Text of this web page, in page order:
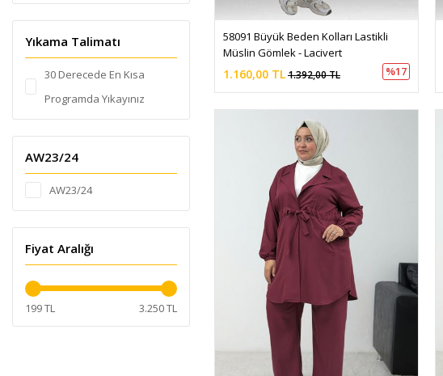
MAYO KUMAŞI
KREP
KAŞE
BONDİT
KAPİTONE
İNDİGO-İNDİGO
KAHVERENGİ
KAR YIKAMA GRİ
KAR YIKAMA MAVİ
KIRMIZI
KİREMİT
KOYU KAHVE
KOYU MAVİ
LACİVERT DESENLİ
Yıkama Talimatı
30 Derecede En Kısa
Programda Yıkayınız
AW23/24
AW23/24
Fiyat Aralığı
199 TL 3.250 TL
58091 Büyük Beden Kolları Lastikli
Müslin Gömlek - Lacivert
1.160,00 TL1.392,00 TL %17